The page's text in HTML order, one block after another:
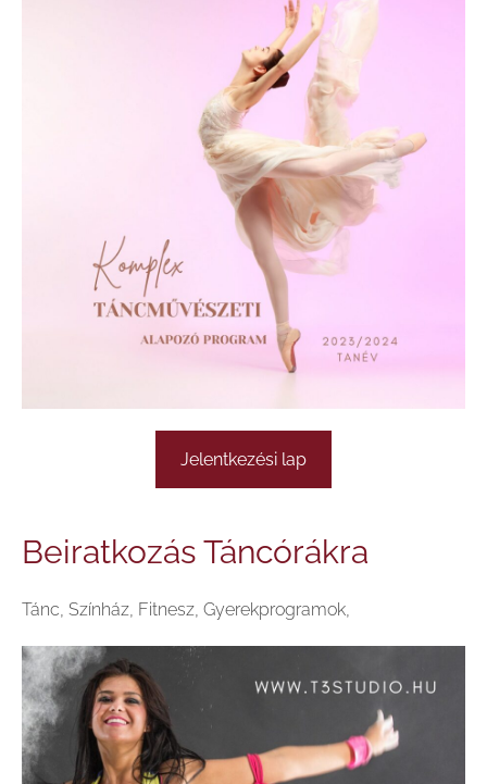
Jelentkezési lap
Beiratkozás Táncórákra
Tánc, Színház, Fitnesz, Gyerekprogramok,